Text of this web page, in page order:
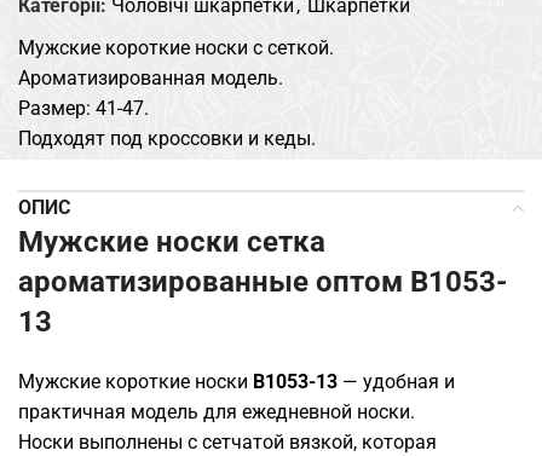
Категорії: Чоловічі шкарпетки , Шкарпетки
Мужские короткие носки с сеткой.
Ароматизированная модель.
Размер: 41-47.
Подходят под кроссовки и кеды.
ОПИС
Мужские носки сетка
ароматизированные оптом B1053-
13
Мужские короткие носки B1053-13 — удобная и
практичная модель для ежедневной носки.
Носки выполнены с сетчатой вязкой, которая